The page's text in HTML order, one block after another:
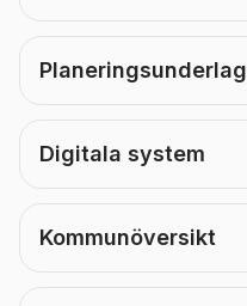
Planeringsunderlag
Digitala system
Kommunöversikt